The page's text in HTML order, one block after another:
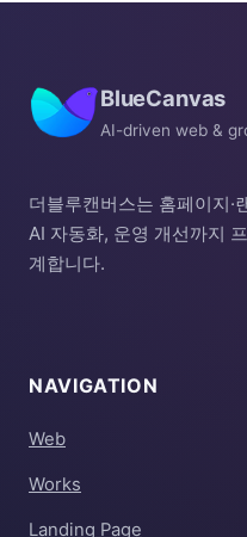
BlueCanvas
AI-driven web &
더블루캔버스는 홈페이지·
AI 자동화, 운영 개선까지
계합니다.
NAVIGATION
Web
Works
Landing Page